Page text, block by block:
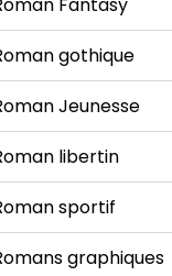
gothique
Jeunesse
libertin
sportif
graphiques